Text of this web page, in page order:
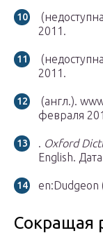
2011.
2011.
(англ.).
февраля
. Oxford
English.
en:Dudgeon
Сокращая